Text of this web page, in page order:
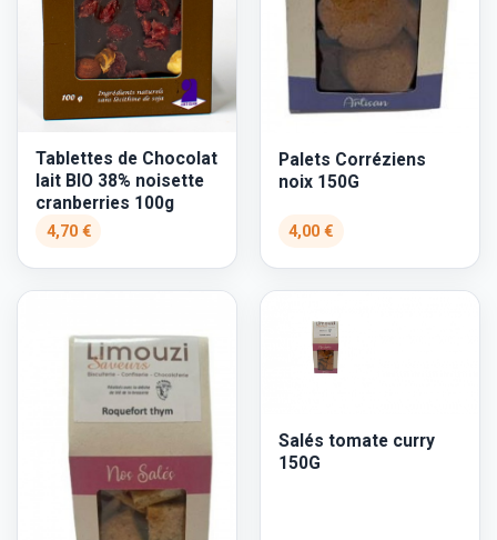
Tablettes de Chocolat
lait BIO 38% noisette
cranberries 100g
4,70 €
Palets Corréziens
noix 150G
4,00 €
Salés tomate curry
150G